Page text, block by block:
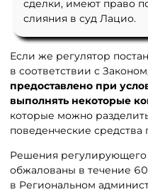
сделки, имеют право
слияния в суд Лацио.
Если же регулятор
в соответствии с
предоставлено при
выполнять некоторые
которые можно
поведенческие
Решения регулирующего
обжалованы в течение
в Региональном